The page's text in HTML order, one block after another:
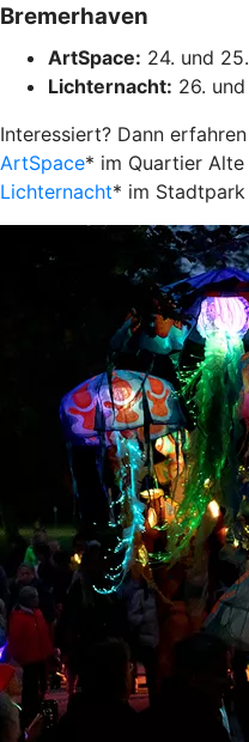
Bremerhaven
ArtSpace: 24. und
Lichternacht: 26.
Interessiert? Dann
ArtSpace* im Quartier
Lichternacht* im